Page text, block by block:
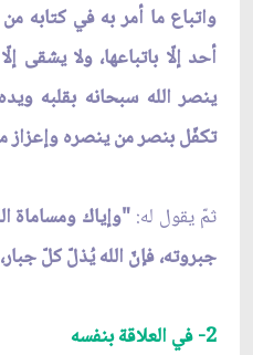
واتباع ما أمر به في كتابه
أحد إلّا باتباعها، ولا يشقى
ينصر الله سبحانه بقلبه
تكفّل بنصر من ينصره وإعزاز
ثمّ يقول له: "وإياك ومساماة
جبروته، فإنّ الله يُذلّ كلّ
2- في العلاقة بنفسه